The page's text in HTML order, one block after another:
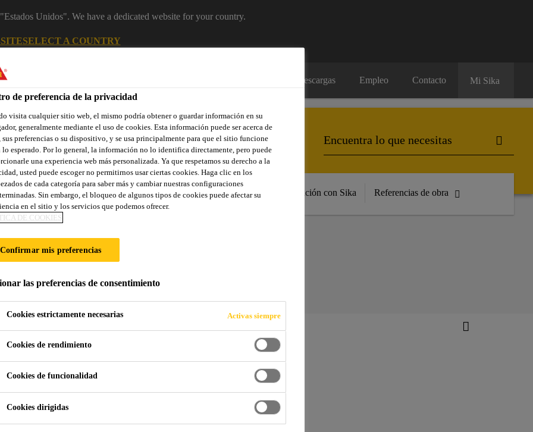
Unidos". We have a dedicated website for your country.
SELECT A COUNTRY
Descargas Empleo Contacto Mi Sika
Localiza tu tienda Noticias Prescripción Sostenibilidad Formación con Sika Referencias de obra
BANGKOK, TAILANDIA
Fabricante de fachadas: Asia Aluminio y vidrio
de preferencia de la privacidad
visita cualquier sitio web, el mismo podría obtener o guardar información en su
generalmente mediante el uso de cookies. Esta información puede ser acerca de
sus preferencias o su dispositivo, y se usa principalmente para que el sitio funcione
lo esperado. Por lo general, la información no lo identifica directamente, pero puede
una experiencia web más personalizada. Ya que respetamos su derecho a la
usted puede escoger no permitirnos usar ciertas cookies. Haga clic en los
de cada categoría para saber más y cambiar nuestras configuraciones
Sin embargo, el bloqueo de algunos tipos de cookies puede afectar su
en el sitio y los servicios que podemos ofrecer.
DE COOKIES
Confirmar mis preferencias
las preferencias de consentimiento
Cookies estrictamente necesarias Activas siempre
Cookies de rendimiento
Cookies de funcionalidad
Cookies dirigidas